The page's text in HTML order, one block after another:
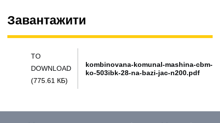
Завантажити
TO
DOWNLOAD
(775.61 КБ)
kombinovana-komunal-mashina-cbm-
ko-503ibk-28-na-bazi-jac-n200.pdf